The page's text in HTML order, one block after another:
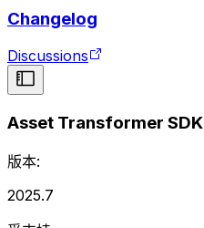
Changelog
Discussions
Asset Transformer SDK
版本:
2025.7